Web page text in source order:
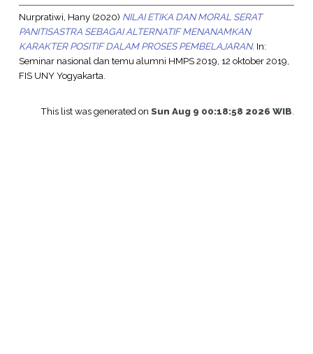
Nurpratiwi, Hany(2020) NILAI ETIKA DAN MORAL SERAT
PANITISASTRA SEBAGAI ALTERNATIF MENANAMKAN
KARAKTER POSITIF DALAM PROSES PEMBELAJARAN. In:
Seminar nasional dan temu alumni HMPS 2019, 12 oktober 2019,
FIS UNY Yogyakarta.
This list was generated onSun Aug 9 00:18:58 2026 WIB.